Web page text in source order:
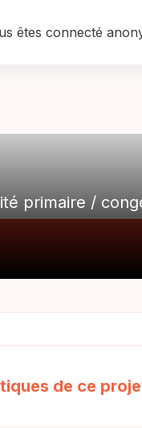
êtes connecté
primaire /
de ce